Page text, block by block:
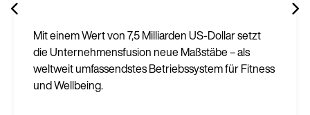
Mit einem Wert von 7,5 Milliarden US-Dollar setzt
die Unternehmensfusion neue Maßstäbe – als
weltweit umfassendstes Betriebssystem für Fitness
und Wellbeing.